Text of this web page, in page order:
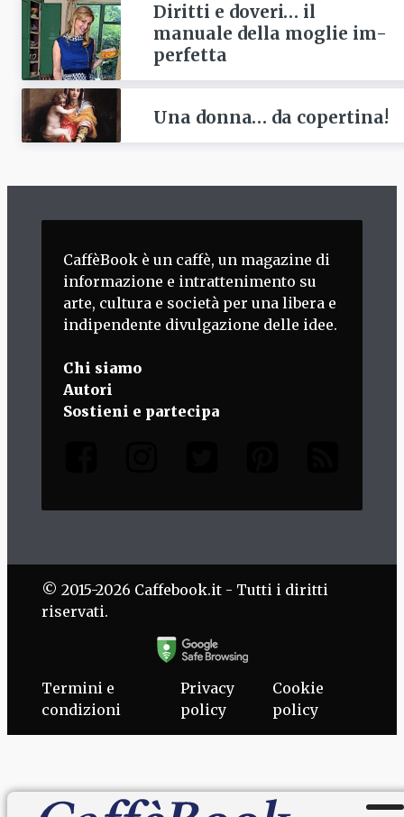
Diritti e doveri… il
manuale della moglie im-
perfetta
Una donna… da copertina!
CaffèBook è un caffè, un magazine di
informazione e intrattenimento su
arte, cultura e società per una libera e
indipendente divulgazione delle idee.
Chi siamo
Autori
Sostieni e partecipa
© 2015-2026 Caffebook.it - Tutti i diritti
riservati.
Termini e
condizioni
Privacy
policy
Cookie
policy